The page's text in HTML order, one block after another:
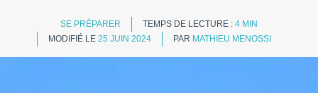
SE PRÉPARER TEMPS DE LECTURE : 4 MIN
MODIFIÉ LE 25 JUIN 2024 PAR MATHIEU MENOSSI